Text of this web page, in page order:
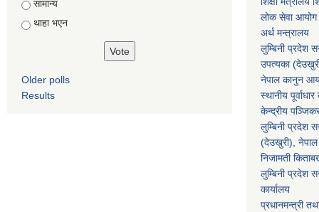
सामान्य
थाहा भएन
Older polls
Results
लोक सेवा आयोग
अर्थ मन्त्रालय
लुम्बिनी प्रदेश
उपत्यका
नेपाल कानुन
स्थानीय
केन्द्रीय
लुम्बिनी प्रदेश
(देउखुरी), नेपाल
निजामती
लुम्बिनी प्रदेश
कार्यालय
प्रधानमन्त्री